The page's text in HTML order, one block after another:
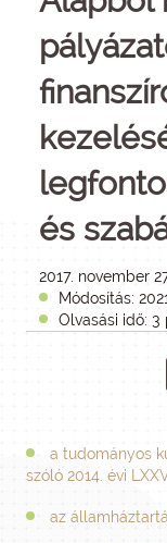
és
2017. november
Módosítás:
Olvasási idő: 3
a tudományos
szóló 2014. évi
az